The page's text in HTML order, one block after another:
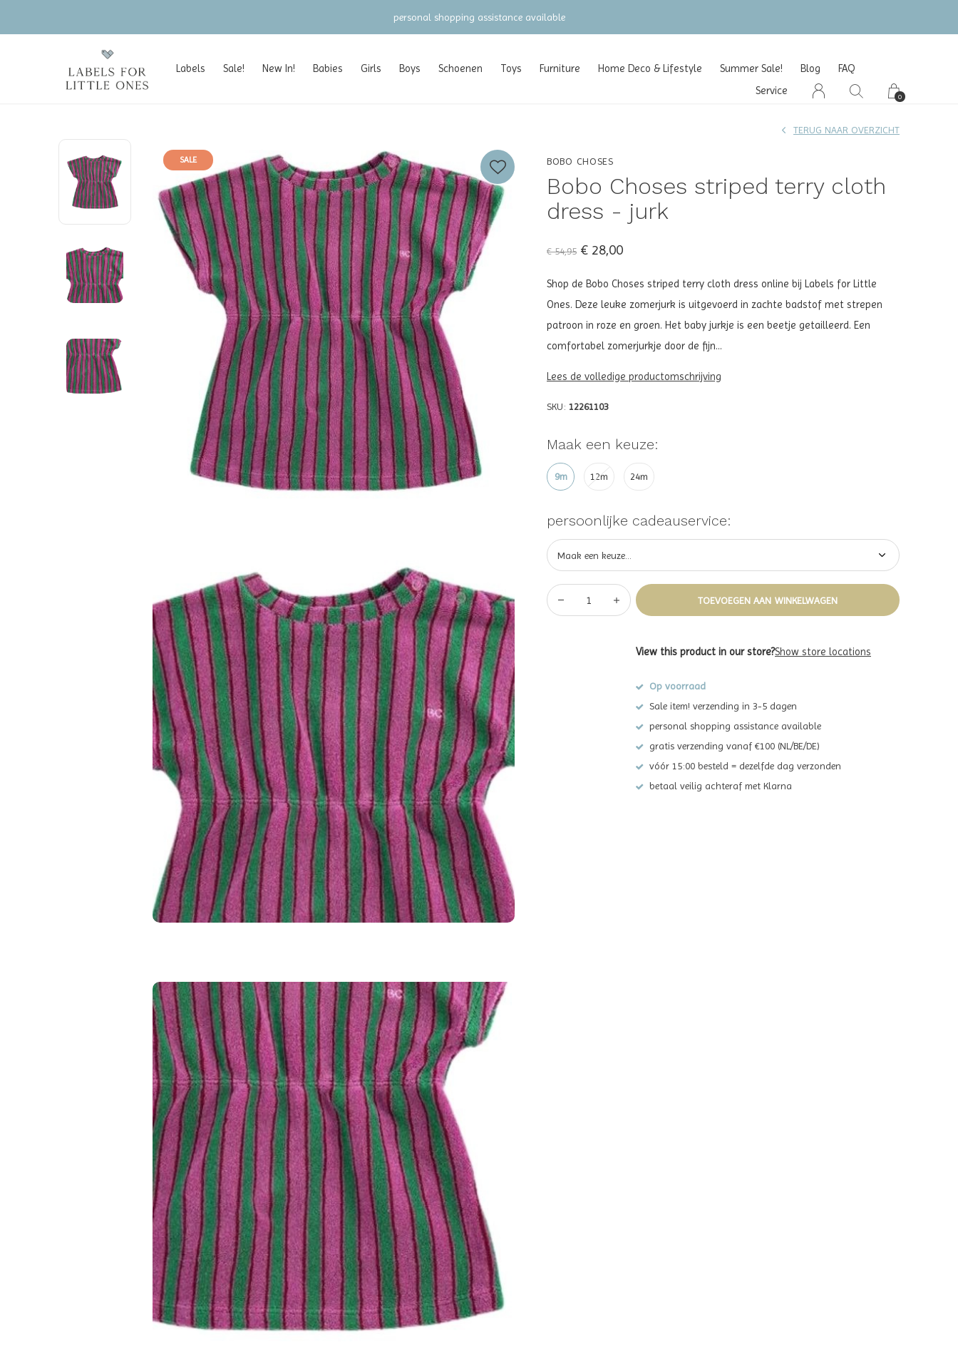
Labels Sale! New In! Babies Girls Boys Schoenen Toys Furniture Home Deco & Lifestyle Summer Sale! Blog
FAQ
Service
0
gratis verzending vanaf €100 (NL/BE/DE)
SALE BOBO CHOSES
Bobo Choses striped terry cloth
dress - jurk
TERUG NAAR OVERZICHT
€ 54,95 € 28,00
Shop de Bobo Choses striped terry cloth dress online bij Labels for Little
Ones. Deze leuke zomerjurk is uitgevoerd in zachte badstof met strepen
patroon in roze en groen. Het baby jurkje is een beetje getailleerd. Een
comfortabel zomerjurkje door de fijn...
Lees de volledige productomschrijving
SKU: 12261103
Maak een keuze:
9m 12m 24m
persoonlijke cadeauservice:
TOEVOEGEN AAN WINKELWAGEN
View this product in our store?Show store locations
Op voorraad
Sale item! verzending in 3-5 dagen
personal shopping assistance available
gratis verzending vanaf €100 (NL/BE/DE)
vóór 15:00 besteld = dezelfde dag verzonden
betaal veilig achteraf met Klarna